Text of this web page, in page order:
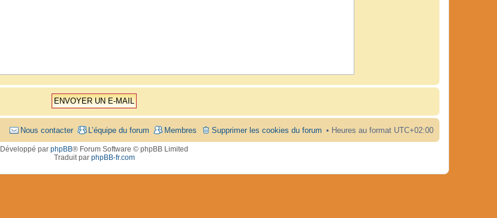
Heures au format UTC+02:00
Supprimer les cookies du forum
Membres
L’équipe du forum
Nous contacter
Développé par phpBB® Forum Software © phpBB Limited
Traduit par phpBB-fr.com